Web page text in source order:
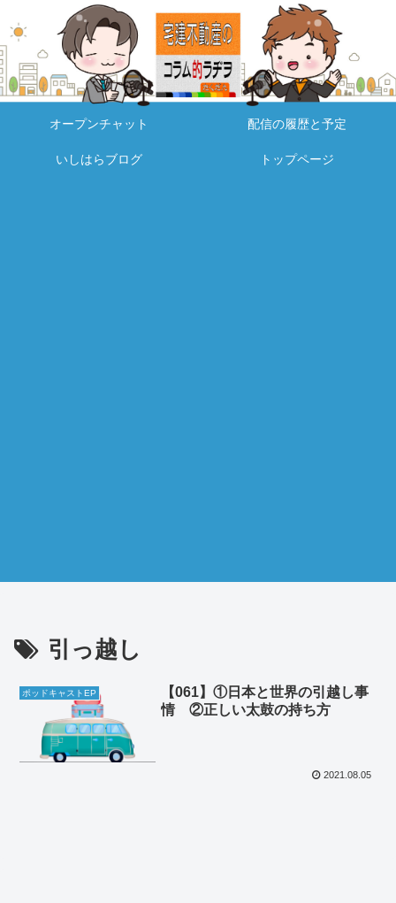
オープンチャット 配信の履歴と予定
いしはらブログ トップページ
引っ越し
ポッドキャストEP
【061】①日本と世界の引越し事
情 ②正しい太鼓の持ち方
2021.08.05